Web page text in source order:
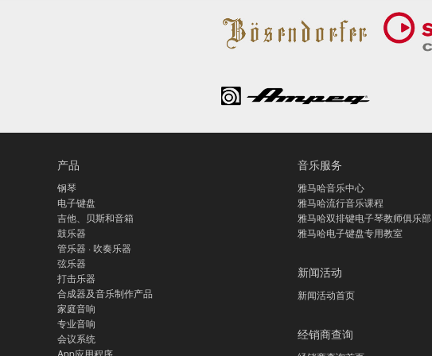
产品
钢琴
电子键盘
吉他、贝斯和音箱
鼓乐器
管乐器 · 吹奏乐器
弦乐器
打击乐器
合成器及音乐制作产品
家庭音响
专业音响
会议系统
音乐服务
雅马哈音乐中心
雅马哈流行音乐课程
雅马哈双排键电子琴教师俱乐部
雅马哈电子键盘专用教室
新闻活动
新闻活动首页
经销商查询